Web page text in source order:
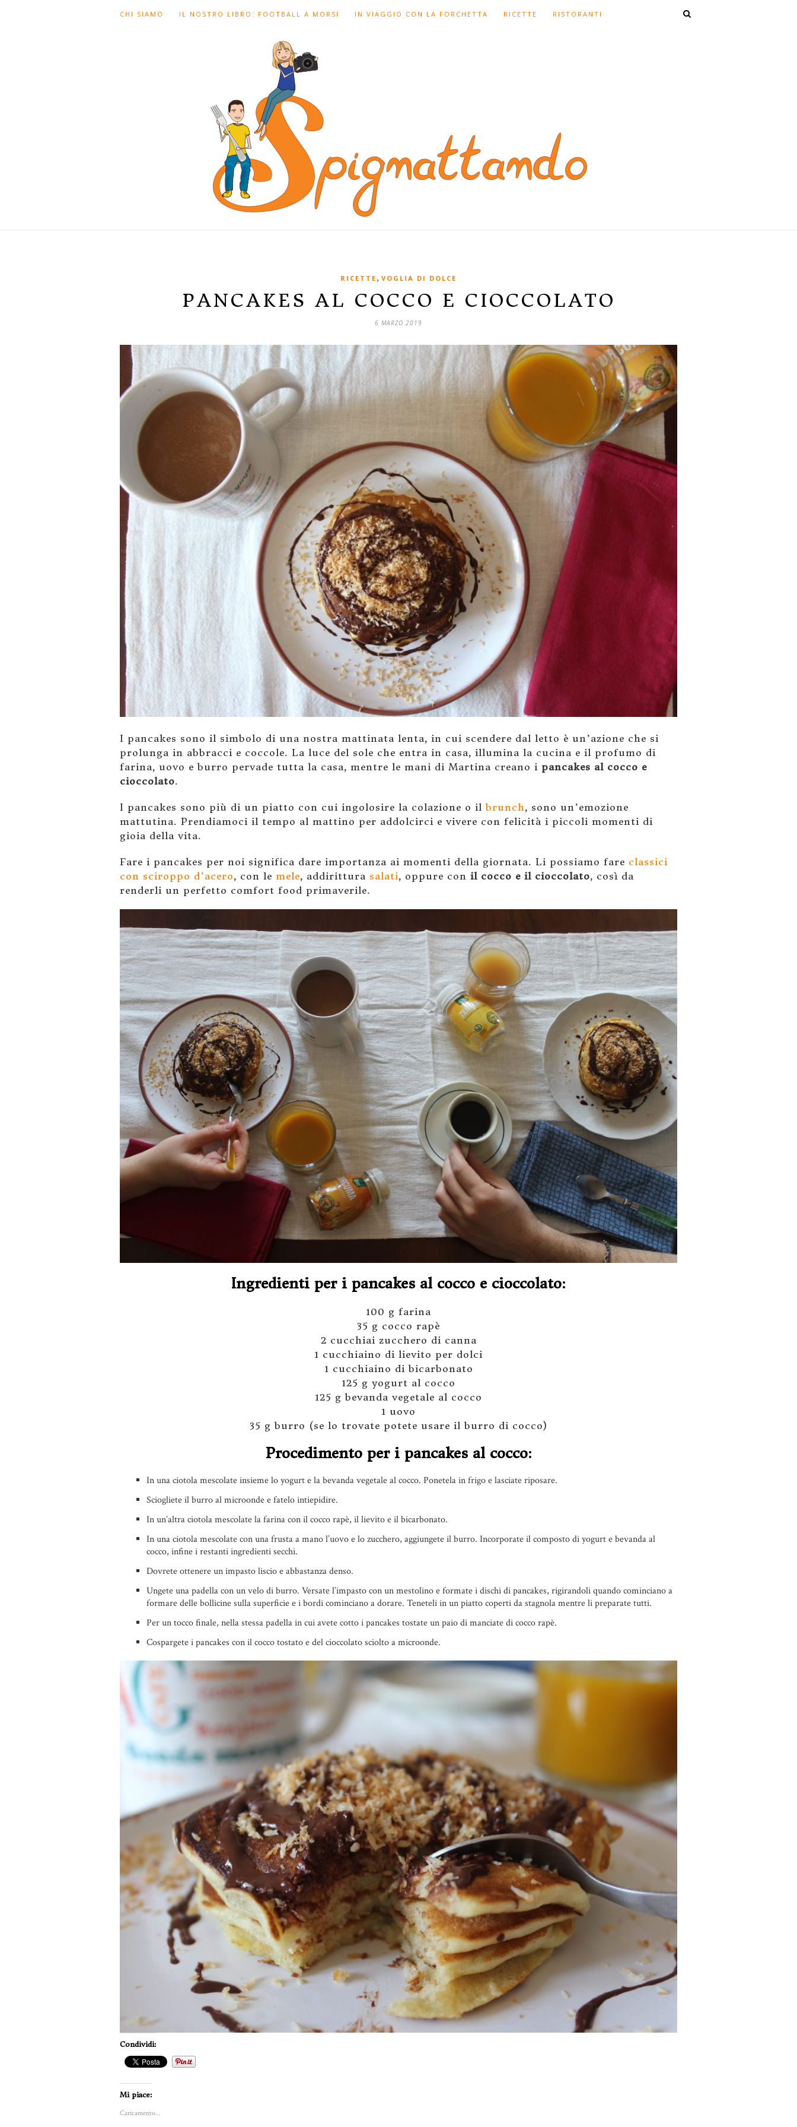
CHI SIAMO IL NOSTRO LIBRO: FOOTBALL A MORSI IN VIAGGIO CON LA FORCHETTA RICETTE RISTORANTI
RICETTE , VOGLIA DI DOLCE
PANCAKES AL COCCO E CIOCCOLATO
6 MARZO 2019
I pancakes sono il simbolo di una nostra mattinata lenta, in cui scendere dal letto è un’azione che si
prolunga in abbracci e coccole. La luce del sole che entra in casa, illumina la cucina e il profumo di
farina, uovo e burro pervade tutta la casa, mentre le mani di Martina creano i pancakes al cocco e
cioccolato.
I pancakes sono più di un piatto con cui ingolosire la colazione o ilbrunch, sono un’emozione
mattutina. Prendiamoci il tempo al mattino per addolcirci e vivere con felicità i piccoli momenti di
gioia della vita.
Fare i pancakes per noi significa dare importanza ai momenti della giornata. Li possiamo fare classici
con sciroppo d’acero, con le mele, addirittura salati, oppure con il cocco e il cioccolato, così da
renderli un perfetto comfort food primaverile.
Ingredienti per i pancakes al cocco e cioccolato:
100 g farina
35 g cocco rapè
2 cucchiai zucchero di canna
1 cucchiaino di lievito per dolci
1 cucchiaino di bicarbonato
125 g yogurt al cocco
125 g bevanda vegetale al cocco
1 uovo
35 g burro (se lo trovate potete usare il burro di cocco)
Procedimento per i pancakes al cocco:
In una ciotola mescolate insieme lo yogurt e la bevanda vegetale al cocco. Ponetela in frigo e lasciate riposare.
Sciogliete il burro al microonde e fatelo intiepidire.
In un’altra ciotola mescolate la farina con il cocco rapè, il lievito e il bicarbonato.
In una ciotola mescolate con una frusta a mano l’uovo e lo zucchero, aggiungete il burro. Incorporate il composto di yogurt e bevanda al
cocco, infine i restanti ingredienti secchi.
Dovrete ottenere un impasto liscio e abbastanza denso.
Ungete una padella con un velo di burro. Versate l’impasto con un mestolino e formate i dischi di pancakes, rigirandoli quando cominciano a
formare delle bollicine sulla superficie e i bordi cominciano a dorare. Teneteli in un piatto coperti da stagnola mentre li preparate tutti.
Per un tocco finale, nella stessa padella in cui avete cotto i pancakes tostate un paio di manciate di cocco rapè.
Cospargete i pancakes con il cocco tostato e del cioccolato sciolto a microonde.
Condividi:
Mi piace:
Caricamento...